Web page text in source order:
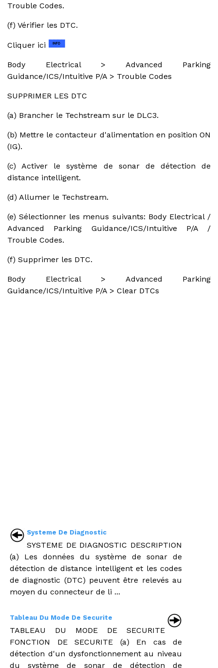
Trouble Codes.
(f) Vérifier les DTC.
Cliquer ici
Body Electrical > Advanced Parking
Guidance/ICS/Intuitive P/A > Trouble Codes
SUPPRIMER LES DTC
(a) Brancher le Techstream sur le DLC3.
(b) Mettre le contacteur d'alimentation en position ON
(IG).
(c) Activer le système de sonar de détection de
distance intelligent.
(d) Allumer le Techstream.
(e) Sélectionner les menus suivants: Body Electrical /
Advanced Parking Guidance/ICS/Intuitive P/A /
Trouble Codes.
(f) Supprimer les DTC.
Body Electrical > Advanced Parking
Guidance/ICS/Intuitive P/A > Clear DTCs
Systeme De Diagnostic
SYSTEME DE DIAGNOSTIC DESCRIPTION
(a) Les données du système de sonar de
détection de distance intelligent et les codes
de diagnostic (DTC) peuvent être relevés au
moyen du connecteur de li ...
Tableau Du Mode De Securite
TABLEAU DU MODE DE SECURITE
FONCTION DE SECURITE (a) En cas de
détection d'un dysfonctionnement au niveau
du système de sonar de détection de